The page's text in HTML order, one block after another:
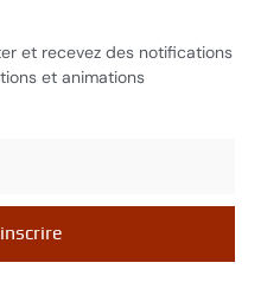
et recevez des notifications
et animations